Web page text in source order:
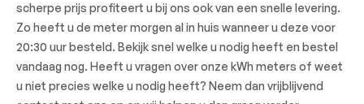
scherpe prijs profiteert u bij ons ook van een snelle levering.
Zo heeft u de meter morgen al in huis wanneer u deze voor
20:30 uur besteld. Bekijk snel welke u nodig heeft en bestel
vandaag nog. Heeft u vragen over onze kWh meters of weet
u niet precies welke u nodig heeft? Neem dan vrijblijvend